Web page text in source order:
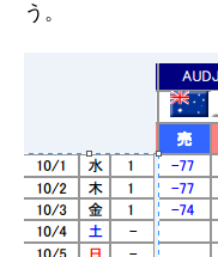
う。